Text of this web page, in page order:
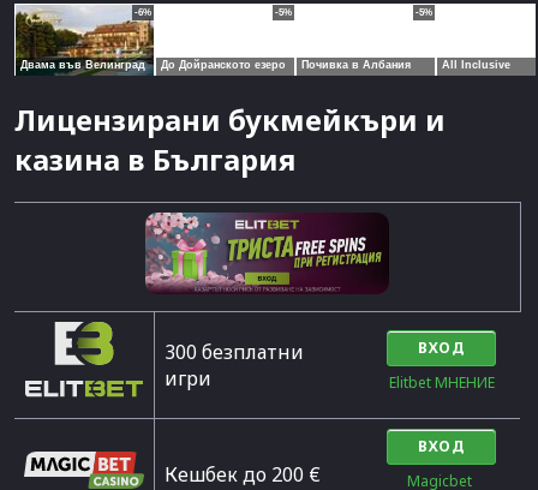
Лицензирани букмейкъри и
казина в България
300 безплатни
игри
ВХОД
Elitbet МНЕНИЕ
Кешбек до 200 €
ВХОД
Magicbet